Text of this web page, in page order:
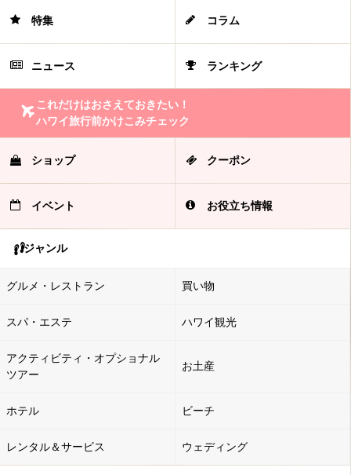
特集 コラム
ニュース ランキング
これだけはおさえておきたい！
ハワイ旅行前かけこみチェック
ショップ クーポン
イベント お役立ち情報
ジャンル
グルメ・レストラン 買い物
スパ・エステ ハワイ観光
アクティビティ・オプショナル
ツアー
お土産
ホテル ビーチ
レンタル＆サービス ウェディング